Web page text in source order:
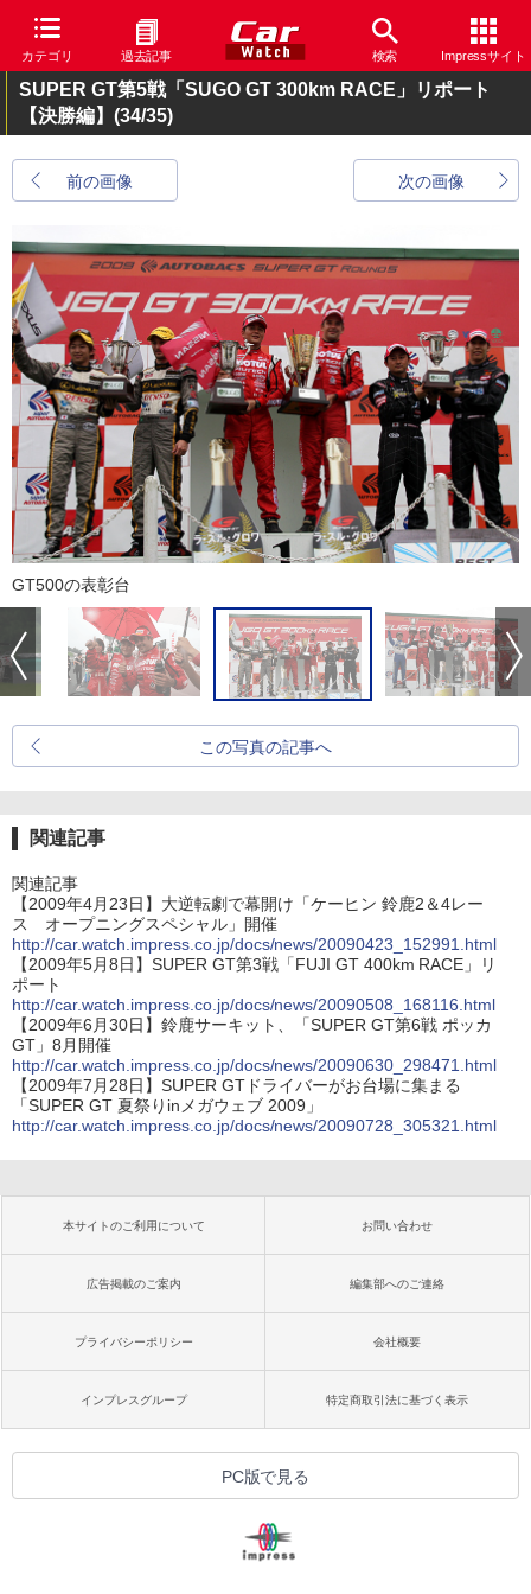
カテゴリ 過去記事 検索 Impressサイト
SUPER GT第5戦「SUGO GT 300km RACE」リポート
【決勝編】 (34/35)
前の画像 次の画像
GT500の表彰台
この写真の記事へ
関連記事
関連記事
【2009年4月23日】大逆転劇で幕開け「ケーヒン 鈴鹿2＆4レー
ス オープニングスペシャル」開催
http://car.watch.impress.co.jp/docs/news/20090423_152991.html
【2009年5月8日】SUPER GT第3戦「FUJI GT 400km RACE」リ
ポート
http://car.watch.impress.co.jp/docs/news/20090508_168116.html
【2009年6月30日】鈴鹿サーキット、「SUPER GT第6戦 ポッカ
GT」8月開催
http://car.watch.impress.co.jp/docs/news/20090630_298471.html
【2009年7月28日】SUPER GTドライバーがお台場に集まる
「SUPER GT 夏祭りinメガウェブ 2009」
http://car.watch.impress.co.jp/docs/news/20090728_305321.html
本サイトのご利用について お問い合わせ
広告掲載のご案内 編集部へのご連絡
プライバシーポリシー 会社概要
インプレスグループ 特定商取引法に基づく表示
PC版で見る